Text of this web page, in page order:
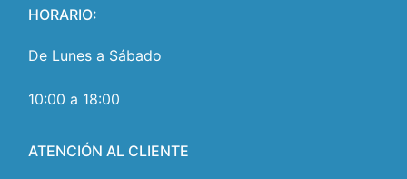
HORARIO:
De Lunes a Sábado
10:00 a 18:00
ATENCIÓN AL CLIENTE